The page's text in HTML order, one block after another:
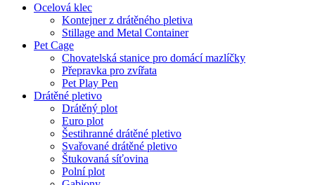
Ocelová klec
Kontejner z drátěného pletiva
Stillage and Metal Container
Pet Cage
Chovatelská stanice pro domácí mazlíčky
Přepravka pro zvířata
Pet Play Pen
Drátěné pletivo
Drátěný plot
Euro plot
Šestihranné drátěné pletivo
Svařované drátěné pletivo
Štukovaná síťovina
Polní plot